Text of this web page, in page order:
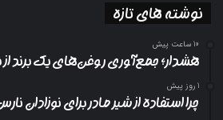
نوشته های تازه
10 ساعت پیش
هشدار؛ جمع‌آوری روغن‌های یک برند
1 روز پیش
چرا استفاده از شیر مادر برای نوزادان